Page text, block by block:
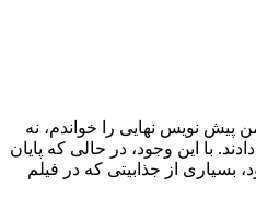
پیش نویس نهایی را خواندم، نه
با این وجود، در حالی که پایان
بسیاری از جذابیتی که در فیلم